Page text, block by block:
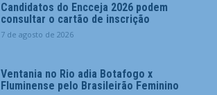
Candidatos do Encceja 2026 podem
consultar o cartão de inscrição
7 de agosto de 2026
Ventania no Rio adia Botafogo x
Fluminense pelo Brasileirão Feminino